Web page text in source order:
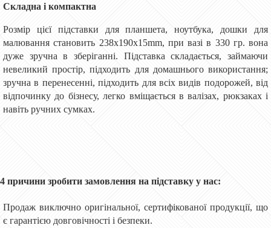
Складна і компактна
Розмір цієї підставки для планшета, ноутбука, дошки для
малювання становить 238x190x15mm, при вазі в 330 гр. вона
дуже зручна в зберіганні. Підставка складається, займаючи
невеликий простір, підходить для домашнього використання;
зручна в перенесенні, підходить для всіх видів подорожей, від
відпочинку до бізнесу, легко вміщається в валізах, рюкзаках і
навіть ручних сумках.
4 причини зробити замовлення на підставку у нас:
Продаж виключно оригінальної, сертифікованої продукції, що
є гарантією довговічності і безпеки.